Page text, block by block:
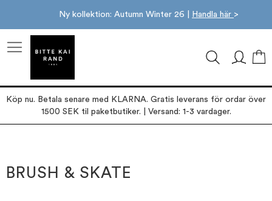
Ny kollektion: Autumn Winter 26 | Handla här >
Köp nu. Betala senare med KLARNA. Gratis leverans för ordar över
1500 SEK til paketbutiker. | Versand: 1-3 vardager.
slutet
av
början
av
BRUSH & SKATE